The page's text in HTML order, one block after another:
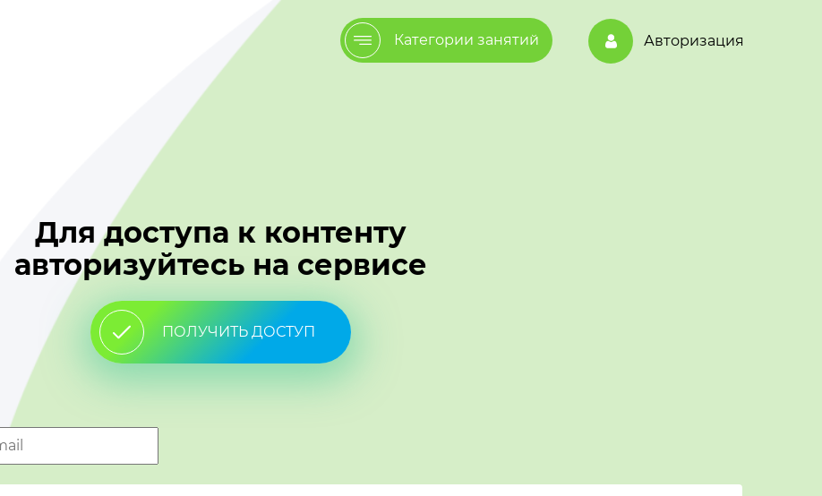
Авторизация
Категории занятий
Для доступа к контенту
авторизуйтесь на сервисе
ПОЛУЧИТЬ ДОСТУП